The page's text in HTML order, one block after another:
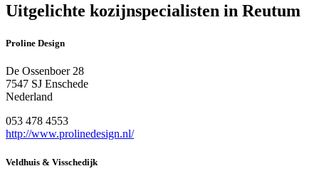
Uitgelichte kozijnspecialisten in Reutum
Proline Design
De Ossenboer 28
7547 SJ Enschede
Nederland
053 478 4553
http://www.prolinedesign.nl/
Veldhuis & Visschedijk